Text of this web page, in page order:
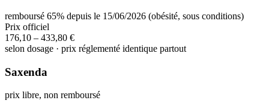
remboursé 65% depuis le 15/06/2026 (obésité, sous conditions)
Prix officiel
176,10 – 433,80 €
selon dosage · prix réglementé identique partout
Saxenda
prix libre, non remboursé